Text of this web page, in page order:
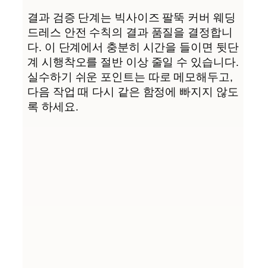
결과 검증 단계는 빅사이즈 팔뚝 커버 웨딩
드레스 안전 수칙의 결과 품질을 결정합니
다. 이 단계에서 충분히 시간을 들이면 뒷단
계 시행착오를 절반 이상 줄일 수 있습니다.
실수하기 쉬운 포인트는 따로 메모해두고,
다음 작업 때 다시 같은 함정에 빠지지 않도
록 하세요.